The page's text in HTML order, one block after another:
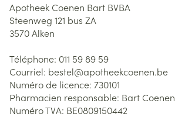
Apotheek Coenen Bart BVBA
Steenweg 121 bus ZA
3570Alken
Téléphone: 011 59 89 59
Courriel: bestel@apotheekcoenen.be
Numéro de licence: 730101
Pharmacien responsable: Bart Coenen
Numéro TVA: BE0809150442